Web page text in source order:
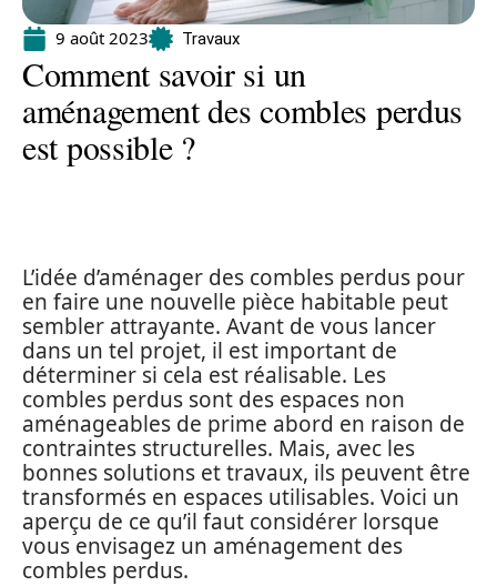
9 août 2023 Travaux
Comment savoir si un
aménagement des combles perdus
est possible ?
L’idée d’aménager des combles perdus pour
en faire une nouvelle pièce habitable peut
sembler attrayante. Avant de vous lancer
dans un tel projet, il est important de
déterminer si cela est réalisable. Les
combles perdus sont des espaces non
aménageables de prime abord en raison de
contraintes structurelles. Mais, avec les
bonnes solutions et travaux, ils peuvent être
transformés en espaces utilisables. Voici un
aperçu de ce qu’il faut considérer lorsque
vous envisagez un aménagement des
combles perdus.